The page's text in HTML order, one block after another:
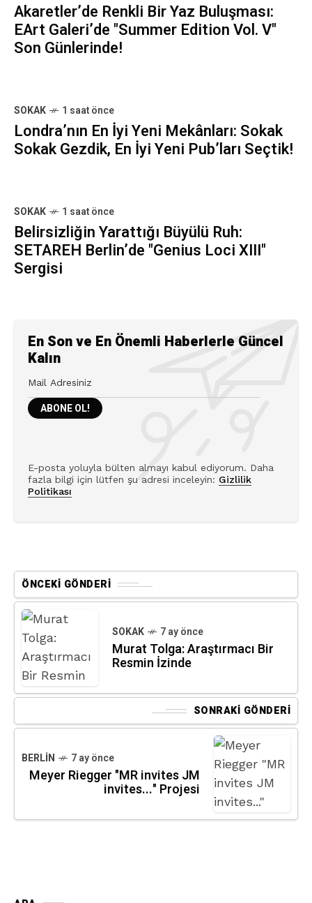
Akaretler’de Renkli Bir Yaz Buluşması:
EArt Galeri’de "Summer Edition Vol. V"
Son Günlerinde!
SOKAK 1 saat önce
Londra’nın En İyi Yeni Mekânları: Sokak
Sokak Gezdik, En İyi Yeni Pub’ları Seçtik!
SOKAK 1 saat önce
Belirsizliğin Yarattığı Büyülü Ruh:
SETAREH Berlin’de "Genius Loci XIII"
Sergisi
En Son ve En Önemli Haberlerle Güncel
Kalın
E-posta yoluyla bülten almayı kabul ediyorum. Daha
fazla bilgi için lütfen şu adresi inceleyin: Gizlilik
Politikası
ÖNCEKI GÖNDERI
SOKAK 7 ay önce
Murat Tolga: Araştırmacı Bir
Resmin İzinde
SONRAKI GÖNDERI
BERLIN 7 ay önce
Meyer Riegger "MR invites JM
invites..." Projesi